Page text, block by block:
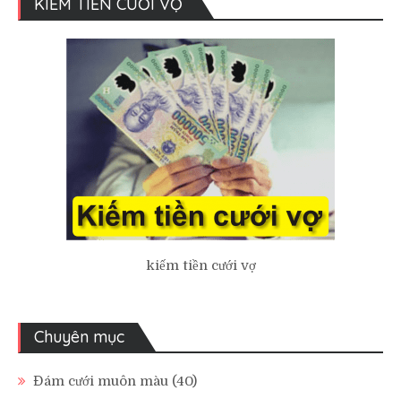
kiếm tiền cưới vợ
Chuyên mục
Đám cưới muôn màu (40)